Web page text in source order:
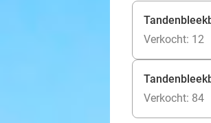
Verkocht: 12
Verkocht: 84